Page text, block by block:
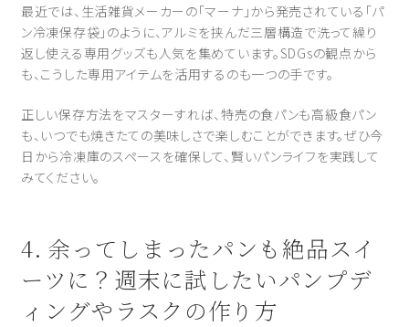
最近では、生活雑貨メーカーの「マーナ」から発売されている「パ
ン冷凍保存袋」のように、アルミを挟んだ三層構造で洗って繰り
返し使える専用グッズも人気を集めています。SDGsの観点から
も、こうした専用アイテムを活用するのも一つの手です。
正しい保存方法をマスターすれば、特売の食パンも高級食パン
も、いつでも焼きたての美味しさで楽しむことができます。ぜひ今
日から冷凍庫のスペースを確保して、賢いパンライフを実践して
みてください。
4. 余ってしまったパンも絶品スイ
ーツに？週末に試したいパンプデ
ィングやラスクの作り方